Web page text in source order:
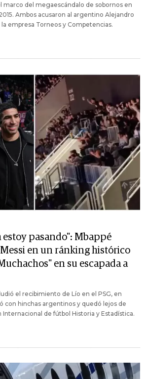
marco del megaescándalo de sobornos en
Ambos acusaron al argentino Alejandro
empresa Torneos y Competencias.
estoy pasando": Mbappé
en un ránking histórico
en su escapada a
el recibimiento de Lío en el PSG, en
con hinchas argentinos y quedó lejos de
Internacional de fútbol Historia y Estadística.